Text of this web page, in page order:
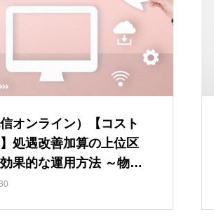
信オンライン）【コスト
処遇改善加算の上位区
果的な運用方法 ～物価
する事業計画と管理ポ